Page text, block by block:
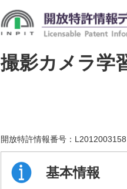
撮影カメラ学
開放特許情報番号： L2012003158
基本情報